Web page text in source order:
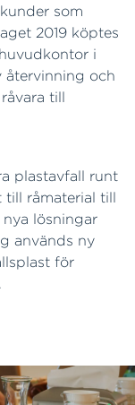
som
2019 köptes
i
återvinning och
till
plastavfall runt
till råmaterial till
lösningar
används ny
för